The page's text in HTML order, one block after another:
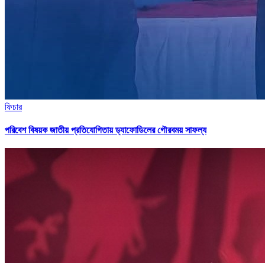
ফিচার
পরিবেশ বিষয়ক জাতীয় প্রতিযোগিতায় ড্যাফোডিলের গৌরবময় সাফল্য